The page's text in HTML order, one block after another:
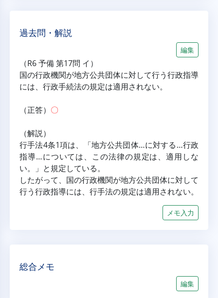
過去問・解説
編集
（R6 予備 第17問 イ）
国の行政機関が地方公共団体に対して行う行政指導
には、行政手続法の規定は適用されない。
（正答） 〇
（解説）
行手法4条1項は、「地方公共団体…に対する…行政
指導…については、この法律の規定は、適用しな
い。」と規定している。
したがって、国の行政機関が地方公共団体に対して
行う行政指導には、行手法の規定は適用されない。
メモ入力
総合メモ
編集